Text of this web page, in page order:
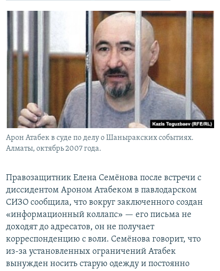
Арон Атабек в суде по делу о Шаныракских событиях.
Алматы, октябрь 2007 года.
Правозащитник Елена Семёнова после встречи с
диссидентом Ароном Атабеком в павлодарском
СИЗО сообщила, что вокруг заключенного создан
«информационный коллапс» — его письма не
доходят до адресатов, он не получает
корреспонденцию с воли. Семёнова говорит, что
из-за установленных ограничений Атабек
вынужден носить старую одежду и постоянно